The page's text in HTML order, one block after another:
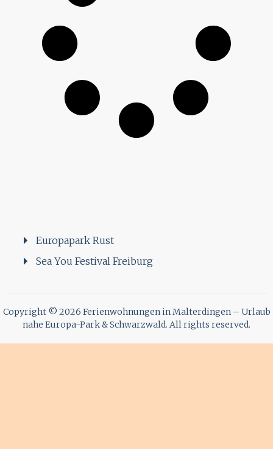
Europapark Rust
Sea You Festival Freiburg
Copyright © 2026 Ferienwohnungen in Malterdingen – Urlaub
nahe Europa-Park & Schwarzwald. All rights reserved.